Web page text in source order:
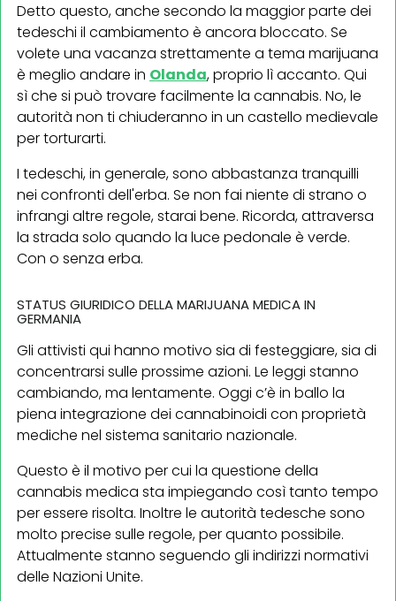
Detto questo, anche secondo la maggior parte dei
tedeschi il cambiamento è ancora bloccato. Se
volete una vacanza strettamente a tema marijuana
è meglio andare in Olanda, proprio lì accanto. Qui
sì che si può trovare facilmente la cannabis. No, le
autorità non ti chiuderanno in un castello medievale
per torturarti.
I tedeschi, in generale, sono abbastanza tranquilli
nei confronti dell'erba. Se non fai niente di strano o
infrangi altre regole, starai bene. Ricorda, attraversa
la strada solo quando la luce pedonale è verde.
Con o senza erba.
STATUS GIURIDICO DELLA MARIJUANA MEDICA IN
GERMANIA
Gli attivisti qui hanno motivo sia di festeggiare, sia di
concentrarsi sulle prossime azioni. Le leggi stanno
cambiando, ma lentamente. Oggi c’è in ballo la
piena integrazione dei cannabinoidi con proprietà
mediche nel sistema sanitario nazionale.
Questo è il motivo per cui la questione della
cannabis medica sta impiegando così tanto tempo
per essere risolta. Inoltre le autorità tedesche sono
molto precise sulle regole, per quanto possibile.
Attualmente stanno seguendo gli indirizzi normativi
delle Nazioni Unite.